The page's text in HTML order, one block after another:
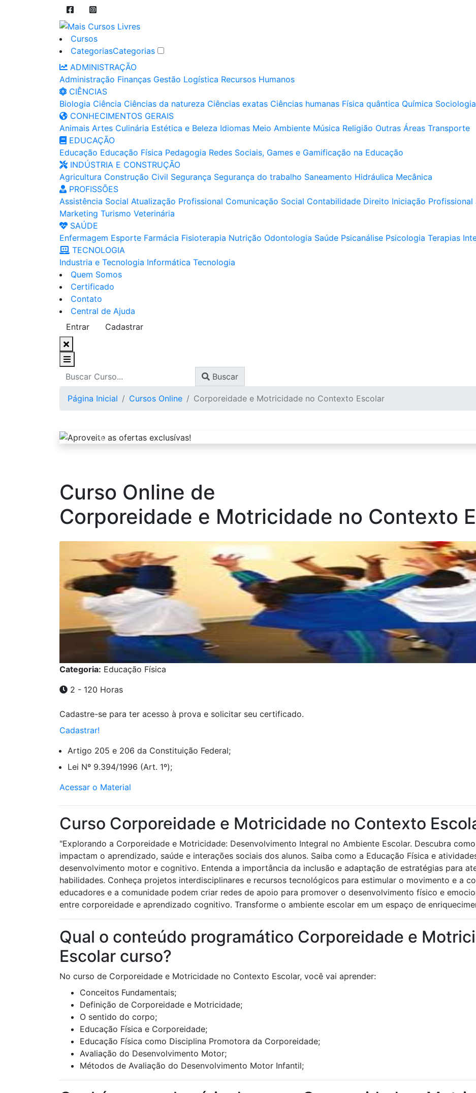
Cursos
CategoriasCategorias
ADMINISTRAÇÃO
Administração Finanças Gestão Logística Recursos Humanos
CIÊNCIAS
Biologia Ciência Ciências da natureza Ciências exatas Ciências humanas Física quântica Química Sociologia
CONHECIMENTOS GERAIS
Animais Artes Culinária Estética e Beleza Idiomas Meio Ambiente Música Religião Outras Áreas Transporte
EDUCAÇÃO
Educação Educação Física Pedagogia Redes Sociais, Games e Gamificação na Educação
INDÚSTRIA E CONSTRUÇÃO
Agricultura Construção Civil Segurança Segurança do trabalho Saneamento Hidráulica Mecânica
PROFISSÕES
Assistência Social Atualização Profissional Comunicação Social Contabilidade Direito Iniciação Profissional
Marketing Turismo Veterinária
SAÚDE
Enfermagem Esporte Farmácia Fisioterapia Nutrição Odontologia Saúde Psicanálise Psicologia Terapias
TECNOLOGIA
Industria e Tecnologia Informática Tecnologia
Quem Somos
Certificado
Contato
Central de Ajuda
Entrar
Cadastrar
Buscar
Página Inicial Cursos Online Corporeidade e Motricidade no Contexto Escolar
Curso Online de
Corporeidade e Motricidade no Contexto
Categoria: Educação Física
2 - 120 Horas
Cadastre-se para ter acesso à prova e solicitar seu certificado.
Cadastrar!
Artigo 205 e 206 da Constituição Federal;
Lei Nº 9.394/1996 (Art. 1º);
Acessar o Material
Curso Corporeidade e Motricidade no Contexto
"Explorando a Corporeidade e Motricidade: Desenvolvimento Integral no Ambiente Escolar. Descubra
impactam o aprendizado, saúde e interações sociais dos alunos. Saiba como a Educação Física e
desenvolvimento motor e cognitivo. Entenda a importância da inclusão e adaptação de estratégias para
habilidades. Conheça projetos interdisciplinares e recursos tecnológicos para estimular o movimento e a
educadores e a comunidade podem criar redes de apoio para promover o desenvolvimento físico e
entre corporeidade e aprendizado cognitivo. Transforme o ambiente escolar em um espaço de
Qual o conteúdo programático Corporeidade e
Escolar curso?
No curso de Corporeidade e Motricidade no Contexto Escolar, você vai aprender:
Conceitos Fundamentais;
Definição de Corporeidade e Motricidade;
O sentido do corpo;
Educação Física e Corporeidade;
Educação Física como Disciplina Promotora da Corporeidade;
Avaliação do Desenvolvimento Motor;
Métodos de Avaliação do Desenvolvimento Motor Infantil;